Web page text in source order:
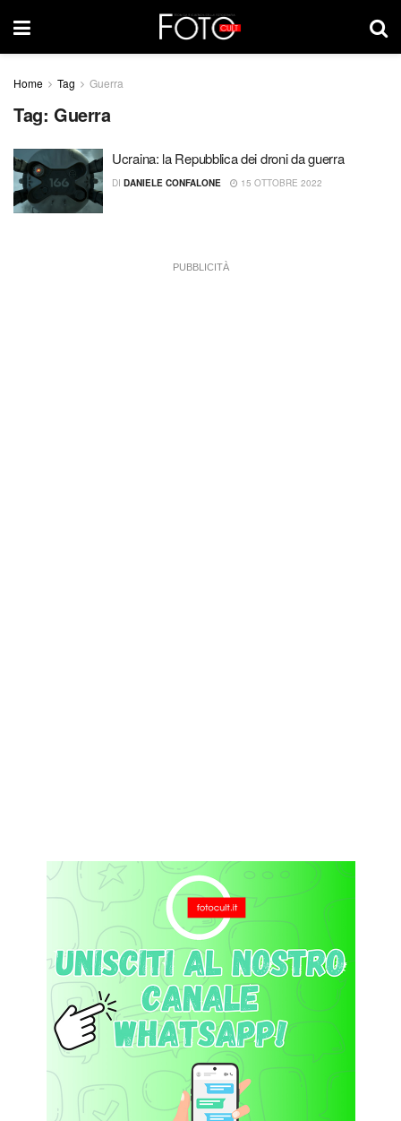
Home Tag Guerra
Tag: Guerra
Ucraina: la Repubblica dei droni da guerra
DI DANIELE CONFALONE 15 OTTOBRE 2022
PUBBLICITÀ